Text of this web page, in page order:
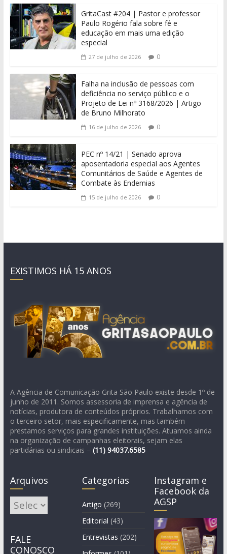
GritaCast #204 | Pastor e professor
Paulo Rogério fala sobre fé e
educação em mais uma edição
especial
27 de julho de 2026 0
Falha na inclusão de pessoas com
deficiência no serviço público e o
Projeto de Lei nº 3168/2026 | Artigo
de Bruno Milhorato
16 de julho de 2026 0
PEC nº 14/21 | Senado aprova
aposentadoria especial aos Agentes
Comunitários de Saúde e Agentes de
Combate às Endemias
15 de julho de 2026 0
EXISTIMOS HÁ 15 ANOS
A Agência de Comunicação Grita São Paulo existe desde 1º de
junho de 2011. Somos assessoria de imprensa e agência de
notícias, produtora de conteúdos próprios. Trabalhamos com
o terceiro setor, mais especificamente, mas também
prestamos serviços para grandes instituições. Atuamos ainda
na organização de campanhas eleitorais, sejam elas
partidárias ou sindicais – (11) 94037.6585
Arquivos
Arquivos
FALE
CONOSCO
Categorias
Artigo (269)
Editorial (43)
Entrevistas (202)
Instagram e
Facebook da
AGSP